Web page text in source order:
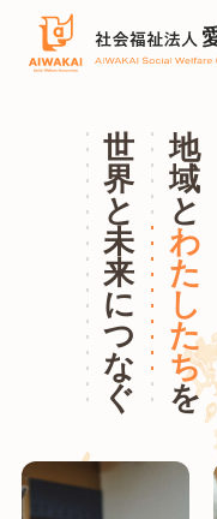
地
域
と
わ
た
し
た
ち
を
世
界
と
未
来
に
つ
な
ぐ